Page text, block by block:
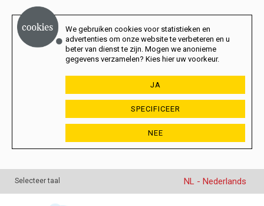
We gebruiken cookies voor statistieken en
advertenties om onze website te verbeteren en u
beter van dienst te zijn. Mogen we anonieme
gegevens verzamelen? Kies hier uw voorkeur.
JA
SPECIFICEER
NEE
Selecteer taal NL - Nederlands